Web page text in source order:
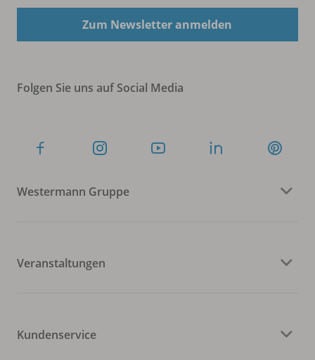
Zum Newsletter anmelden
Folgen Sie uns auf Social Media
Westermann Gruppe
Veranstaltungen
Kundenservice